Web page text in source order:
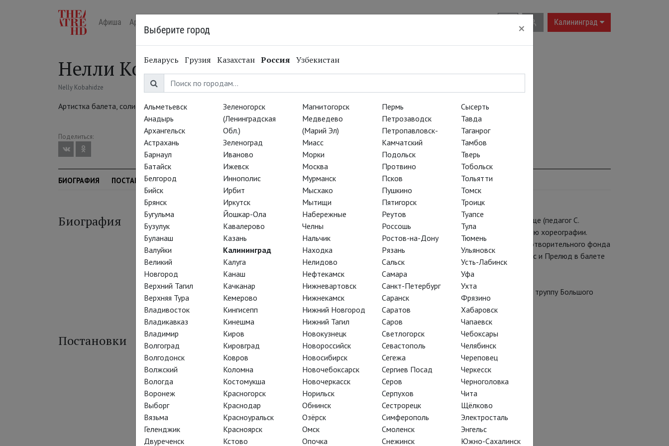
Калининград
Афиша Арт-лекторий в кино
Нелли Кобахидзе
Nelly Kobahidze
Артистка балета, солистка
Поделиться:
БИОГРАФИЯ ПОСТАНОВКИ СЕЗОН
Биография
Родилась в Тбилиси. В 1992-95 гг. училась в Тбилисском хореографическом училище (педагог С.
Тварелишвили)., откуда была переведена в Московскую государственную академию хореографии.
В годы учебы в МГАХ (1999-2001) являлась стипендиатом Международного благотворительного фонда
имени Мариса Лиепы. В 2000 г. исполнила на сцене Большого театра Седьмой вальс и Прелюд в балете
«Шопениана» — школьном спектакле МГАХ.
В 2001 г. по окончании академии (класс Ирины Сыровой) была принята в балетную труппу Большого
театра. Репетирует под руководством Марины Кондратьевой.
Постановки
Корсар Пламя Парижа
Выберите город ×
Беларусь Грузия Казахстан Россия Узбекистан
Альметьевск
Анадырь
Архангельск
Астрахань
Барнаул
Батайск
Белгород
Бийск
Брянск
Бугульма
Бузулук
Буланаш
Валуйки
Великий
Новгород
Верхний Тагил
Верхняя Тура
Владивосток
Владикавказ
Владимир
Волгоград
Волгодонск
Волжский
Вологда
Воронеж
Выборг
Вязьма
Геленджик
Двуреченск
Зеленогорск
(Ленинградская
Обл.)
Зеленоград
Иваново
Ижевск
Иннополис
Ирбит
Иркутск
Йошкар-Ола
Кавалерово
Казань
Калининград
Калуга
Канаш
Качканар
Кемерово
Кингисепп
Кинешма
Киров
Кировград
Ковров
Коломна
Костомукша
Красногорск
Краснодар
Красноуральск
Красноярск
Кстово
Магнитогорск
Медведево
(Марий Эл)
Миасс
Морки
Москва
Мурманск
Мысхако
Мытищи
Набережные
Челны
Нальчик
Находка
Нелидово
Нефтекамск
Нижневартовск
Нижнекамск
Нижний Новгород
Нижний Тагил
Новокузнецк
Новороссийск
Новосибирск
Новочебоксарск
Новочеркасск
Норильск
Обнинск
Озёрск
Омск
Опочка
Пермь
Петрозаводск
Петропавловск-
Камчатский
Подольск
Протвино
Псков
Пушкино
Пятигорск
Реутов
Россошь
Ростов-на-Дону
Рязань
Сальск
Самара
Санкт-Петербург
Саранск
Саратов
Саров
Светлогорск
Севастополь
Сегежа
Сергиев Посад
Серов
Серпухов
Сестрорецк
Симферополь
Смоленск
Снежинск
Сысерть
Тавда
Таганрог
Тамбов
Тверь
Тобольск
Тольятти
Томск
Троицк
Туапсе
Тула
Тюмень
Ульяновск
Усть-Лабинск
Уфа
Ухта
Фрязино
Хабаровск
Чапаевск
Чебоксары
Челябинск
Череповец
Черкесск
Черноголовка
Чита
Щёлково
Электросталь
Энгельс
Южно-Сахалинск